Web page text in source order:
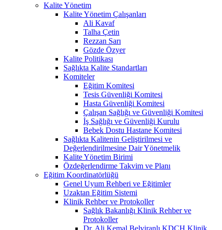
Kalite Yönetim
Kalite Yönetim Çalışanları
Ali Kavaf
Talha Çetin
Rezzan Sarı
Gözde Özyer
Kalite Politikası
Sağlıkta Kalite Standartları
Komiteler
Eğitim Komitesi
Tesis Güvenliği Komitesi
Hasta Güvenliği Komitesi
Çalışan Sağlığı ve Güvenliği Komitesi
İş Sağlığı ve Güvenliği Kurulu
Bebek Dostu Hastane Komitesi
Sağlıkta Kalitenin Geliştirilmesi ve
Değerlendirilmesine Dair Yönetmelik
Kalite Yönetim Birimi
Özdeğerlendirme Takvim ve Planı
Eğitim Koordinatörlüğü
Genel Uyum Rehberi ve Eğitimler
Uzaktan Eğitim Sistemi
Klinik Rehber ve Protokoller
Sağlık Bakanlığı Klinik Rehber ve
Protokoller
Dr. Ali Kemal Belviranlı KDCH Klinik